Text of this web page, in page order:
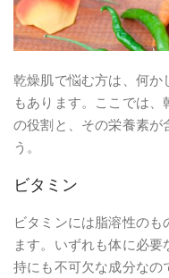
乾燥肌で悩む方は、何か
もあります。ここでは
の役割と、その栄養素が
う。
ビタミン
ビタミンには脂溶性の
ます。いずれも体に必
持にも不可欠な成分なの